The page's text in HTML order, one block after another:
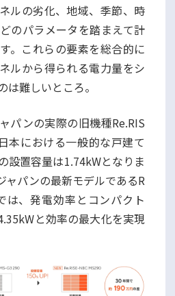
ルの劣化、地域、季節、時
のパラメータを踏まえて計
。これらの要素を総合的に
ルから得られる電力量をシ
は難しいところ。
パンの実際の旧機種Re.RIS
本における一般的な戸建て
設置容量は1.74kWとなりま
ャパンの最新モデルであるR
は、発電効率とコンパクト
と効率の最大化を実現